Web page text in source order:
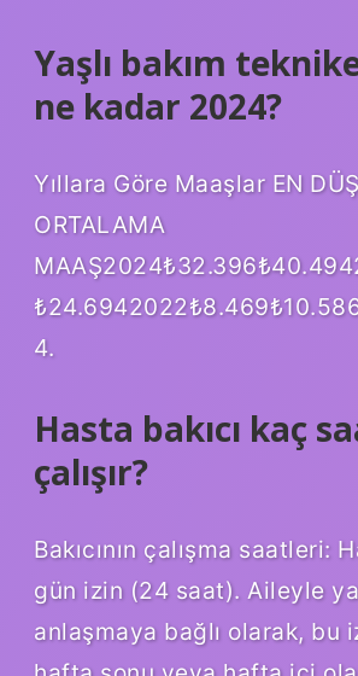
Yaşlı bakım
ne kadar 2024?
Yıllara Göre Maaşlar EN
ORTALAMA
4.
Hasta bakıcı kaç
çalışır?
Bakıcının çalışma saatleri:
gün izin (24 saat). Aileyle
anlaşmaya bağlı olarak, bu